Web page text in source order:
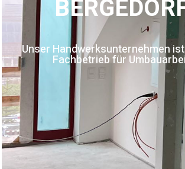
Unser Handwerksunternehmen
Fachbetrieb für